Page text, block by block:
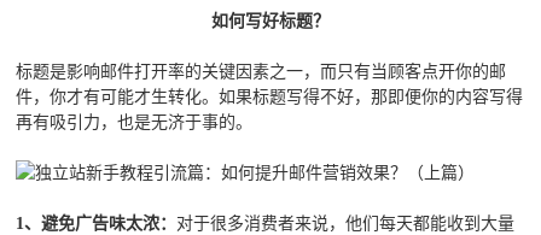
如何写好标题？
标题是影响邮件打开率的关键因素之一，而只有当顾客点开你的邮
件，你才有可能才生转化。如果标题写得不好，那即便你的内容写得
再有吸引力，也是无济于事的。
1、避免广告味太浓： 对于很多消费者来说，他们每天都能收到大量